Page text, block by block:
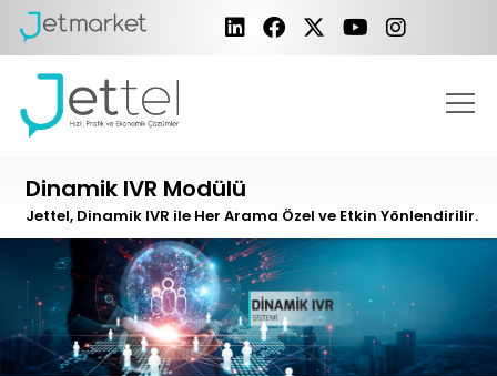
Dinamik IVR Modülü
Jettel, Dinamik IVR ile Her Arama Özel ve Etkin Yönlendirilir.